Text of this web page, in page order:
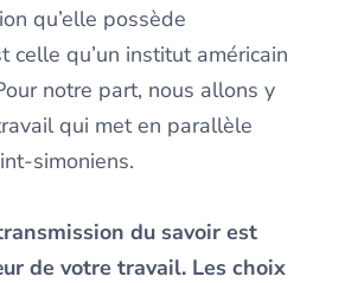
qu’elle possède
celle qu’un institut américain
notre part, nous allons y
qui met en parallèle
simoniens.
du savoir est
de votre travail. Les choix